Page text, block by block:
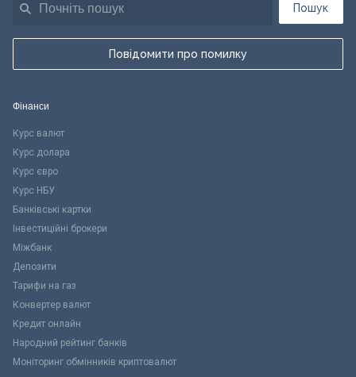
Пошук
Повідомити про помилку
Фінанси
Курс валют
Курс долара
Курс євро
Курс НБУ
Банківські картки
Інвестиційні брокери
Міжбанк
Депозити
Тарифи на газ
Конвертер валют
Кредит онлайн
Народний рейтинг банків
Моніторинг обмінників криптовалют